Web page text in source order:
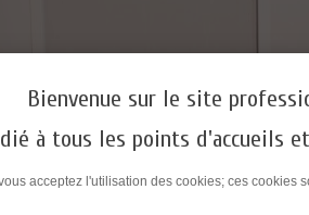
un ami
Bienvenue sur le site
à tous les points d'accueils
acceptez l'utilisation des cookies; ces cookies